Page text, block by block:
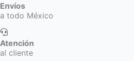
Envíos
a todo México
Atención
al cliente